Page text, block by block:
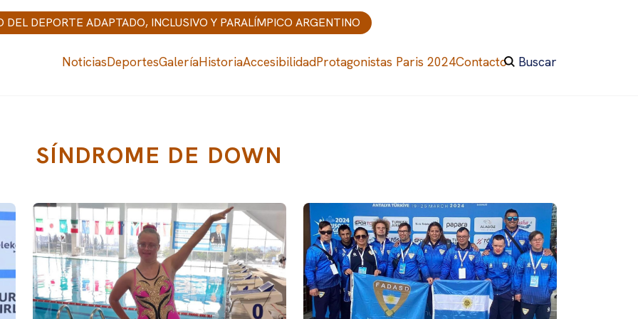
DEL DEPORTE ADAPTADO, INCLUSIVO Y PARALÍMPICO ARGENTINO
NoticiasDeportesGaleríaHistoriaAccesibilidadProtagonistas Paris 2024Contacto Buscar
SÍNDROME DE DOWN